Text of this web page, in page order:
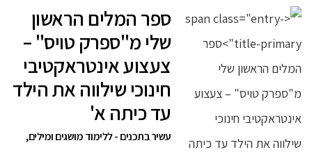
ספר המלים הראשון
שלי מ"ספרק טויס" –
צעצוע אינטראקטיבי
חינוכי שילווה את הילד
עד כיתה א'
עשיר בתכנים - ללימוד מושגים ומילים,